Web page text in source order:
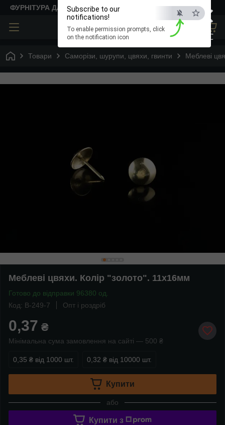
×
ESC
Subscribe to our
notifications!
To enable permission prompts, click
on the notification icon
ФУРНІТУРА ДЛЯ ТВОРЧОСТІ
Товари Саморізи, шурупи, цвяхи, гвинти Меблеві
Меблеві цвяхи. Колір "золото". 11х16мм
Готово до відправки 96380 од.
Код: B-249-7
Опт і роздріб
0,37 ₴
Мінімальна сума замовлення на сайті — 500 ₴
0,35 ₴ від 1000 шт. 0,32 ₴ від 10000 шт.
Купити
або
Купити з